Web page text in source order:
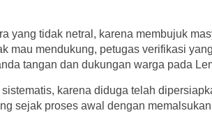
yang tidak netral, karena membujuk
mau mendukung, petugas verifikasi
tangan dan dukungan warga pada
karena diduga telah
sejak proses awal dengan